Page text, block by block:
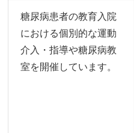
糖尿病患者の教育入院
における個別的な運動
介入・指導や糖尿病教
室を開催しています。